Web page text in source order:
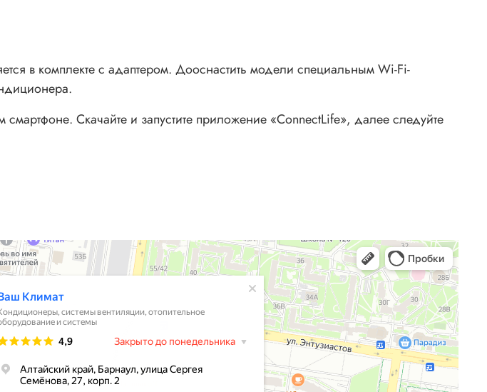
в комплекте с адаптером. Дооснастить модели специальным Wi-Fi-
Скачайте и запустите приложение «ConnectLife», далее следуйте